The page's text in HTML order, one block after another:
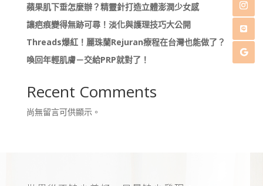
蘋果肌下垂怎麼辦？精靈針打造立體澎潤少女感
讓疤痕變得無跡可尋！淡化與護理技巧大公開
Threads爆紅！麗珠蘭Rejuran療程在台灣也能做了？
喚回年輕肌膚－交給PRP就對了！
Recent Comments
尚無留言可供顯示。